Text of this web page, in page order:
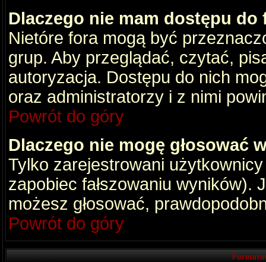
Dlaczego nie mam dostępu do
Nietóre fora mogą być
grup. Aby przeglądać, czytać,
autoryzacja. Dostępu do nich
oraz administratorzy i z nimi
Powrót do góry
Dlaczego nie mogę głosować
Tylko zarejestrowani
zapobiec fałszowaniu wyników).
możesz głosować,
Powrót do góry